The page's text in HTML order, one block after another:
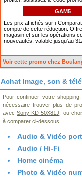
GAM5
Les prix affichés sur i-
compte de cette réduction.
magasin et sur les opérations
nouveautés, valable jusqu'au
Voir cette promo chez
Achat Image, son &
Pour continuer votre
nécessaire trouver plus de
avecSony KD-50X81J
, ou
à comparer ci-dessous
Audio & Vidéo
Audio / Hi-Fi
Home cinéma
Photo & Vidéo